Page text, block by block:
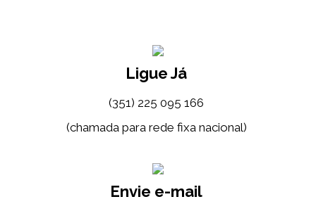
Ligue Já
(351) 225 095 166
(chamada para rede fixa nacional)
Envie e-mail